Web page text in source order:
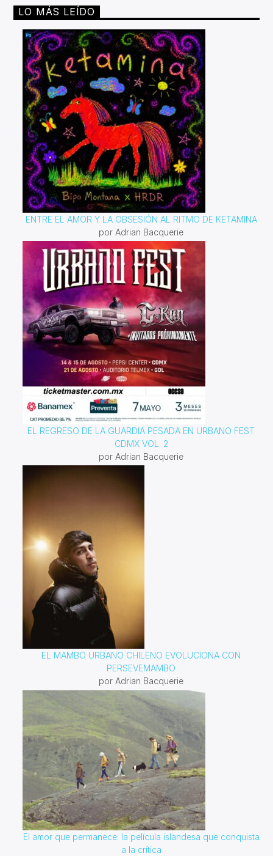
LO MÁS LEÍDO
ENTRE EL AMOR Y LA OBSESIÓN AL RITMO DE KETAMINA
por Adrian Bacquerie
EL REGRESO DE LA GUARDIA PESADA EN URBANO FEST
CDMX VOL. 2
por Adrian Bacquerie
EL MAMBO URBANO CHILENO EVOLUCIONA CON
PERSEVEMAMBO
por Adrian Bacquerie
El amor que permanece: la película islandesa que conquista
a la crítica